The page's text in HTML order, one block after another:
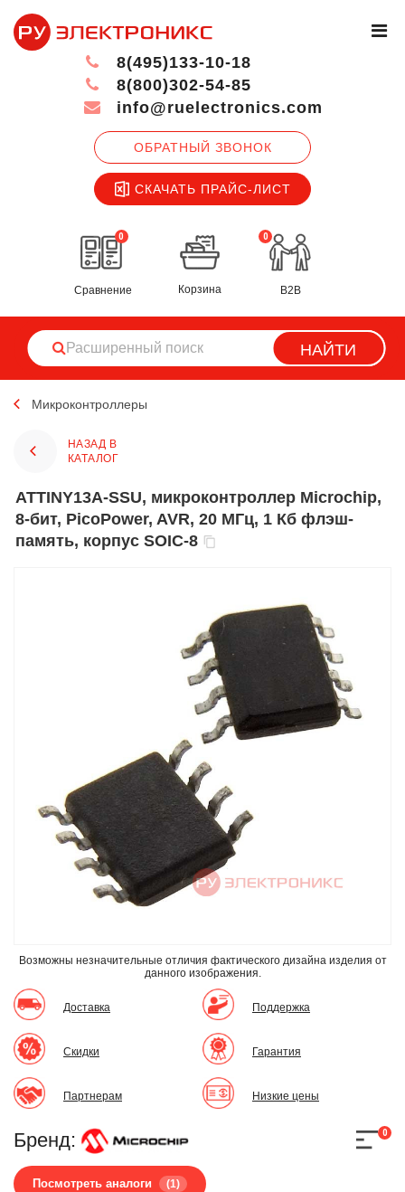
ОБРАТНЫЙ ЗВОНОК
СКАЧАТЬ ПРАЙС-ЛИСТ
8(495)133-10-18
8(800)302-54-85
info@ruelectronics.com
0
Сравнение
0
Корзина B2B
НАЙТИ
Микроконтроллеры
НАЗАД В
КАТАЛОГ
ATTINY13A-SSU, микроконтроллер Microchip,
8-бит, PicoPower, AVR, 20 МГц, 1 Кб флэш-
память, корпус SOIC-8
Возможны незначительные отличия фактического дизайна изделия от
данного изображения.
Доставка
Скидки
Партнерам
Поддержка
Гарантия
Низкие цены
Бренд:
Посмотреть аналоги (1)
0